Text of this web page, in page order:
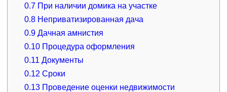
0.7 При наличии домика на участке
0.8 Неприватизированная дача
0.9 Дачная амнистия
0.10 Процедура оформления
0.11 Документы
0.12 Сроки
0.13 Проведение оценки недвижимости